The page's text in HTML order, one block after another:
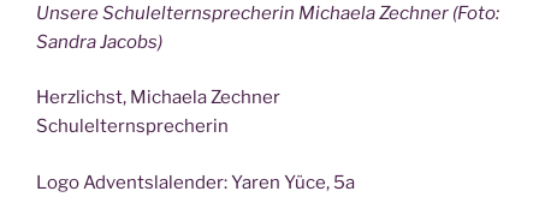
Unse­re Schul­el­tern­spre­che­rin Michae­la Zech­ner (Foto:
San­dra Jacobs)
Herz­lichst, Michae­la Zech­ner
Schul­el­tern­spre­che­rin
Logo Advent­sla­len­der: Yaren Yüce, 5a